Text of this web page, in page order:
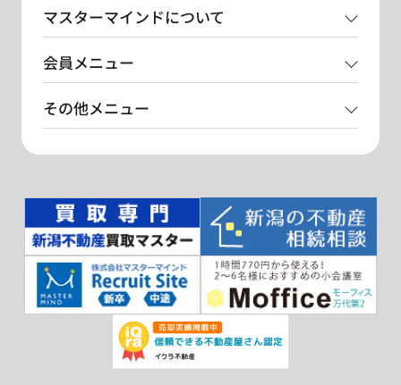
マスターマインドについて
会員メニュー
その他メニュー